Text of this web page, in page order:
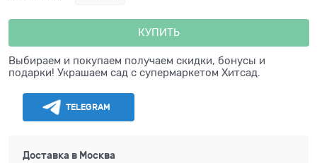
КУПИТЬ
Выбираем и покупаем получаем скидки, бонусы и
подарки! Украшаем сад с супермаркетом Хитсад.
TELEGRAM
Доставка в Москва